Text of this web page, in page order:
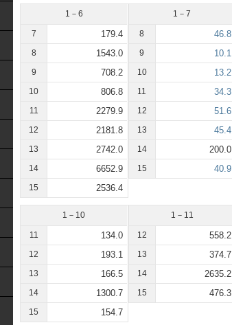
1－6
7 179.4
8 1543.0
9 708.2
10 806.8
11 2279.9
12 2181.8
13 2742.0
14 6652.9
15 2536.4
1－7
8 46.8
9 10.1
10 13.2
11 34.3
12 51.6
13 45.4
14 200.0
15 40.9
1－10
11 134.0
12 193.1
13 166.5
14 1300.7
15 154.7
1－11
12 558.2
13 374.7
14 2635.2
15 476.3